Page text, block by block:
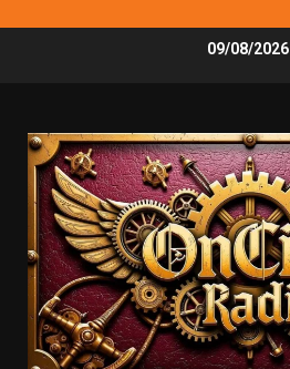
09/08/2026